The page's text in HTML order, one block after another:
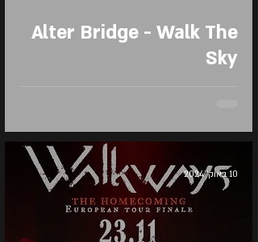
Alter Bridge - Walk The
Sky
10 באוק׳ 2024